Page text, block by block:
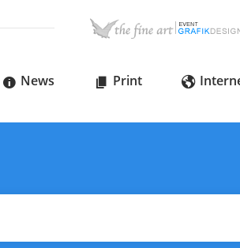
News Print